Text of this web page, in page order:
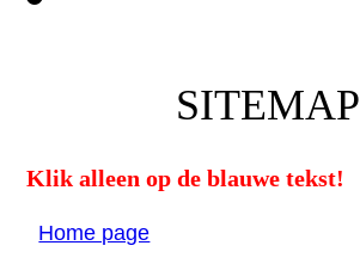
SITEMAP
Klik alleen op de blauwe tekst!
Home page